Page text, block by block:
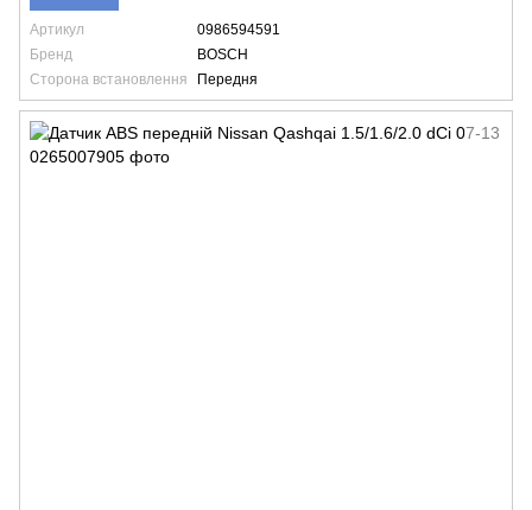
Артикул
0986594591
Бренд
BOSCH
Сторона встановлення
Передня